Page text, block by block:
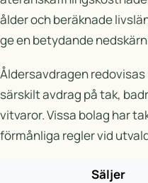
ålder och beräknade
ge en betydande
Åldersavdragen
särskilt avdrag på tak,
vitvaror. Vissa bolag har
förmånliga regler vid
Säljer